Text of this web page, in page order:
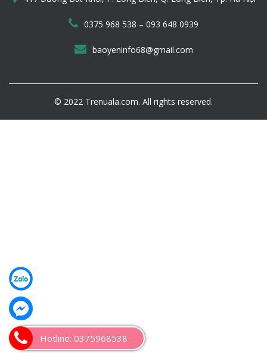
0375 968 538 – 093 648 0939
baoyeninfo68@gmail.com
© 2022 Trenuala.com. All rights reserved.
Hotline: 0375968538